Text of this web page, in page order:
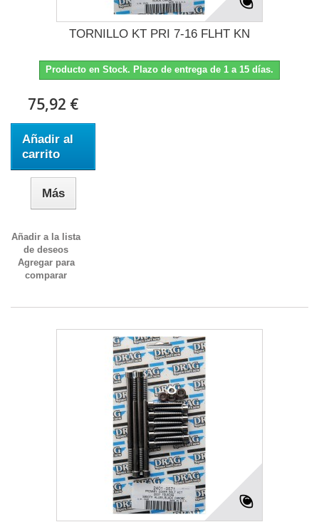
TORNILLO KT PRI 7-16 FLHT KN
Producto en Stock. Plazo de entrega de 1 a 15 días.
75,92 €
Añadir al
carrito
Más
Añadir a la lista
de deseos
Agregar para
comparar